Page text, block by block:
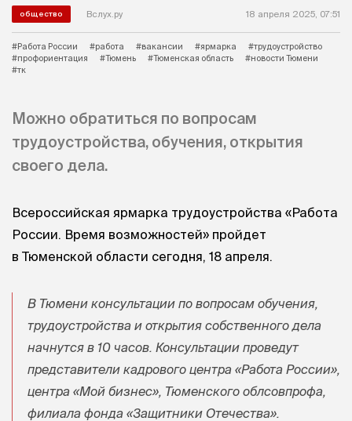
общество Вслух.ру 18 апреля 2025, 07:51
#Работа России #работа #вакансии #ярмарка
#трудоустройство
#профориентация
#Тюмень #Тюменская область
#новости Тюмени
#тк
Можно обратиться по вопросам
трудоустройства, обучения, открытия
своего дела.
Всероссийская ярмарка трудоустройства «Работа
России. Время возможностей» пройдет
в Тюменской области сегодня, 18 апреля.
В Тюмени консультации по вопросам обучения,
трудоустройства и открытия собственного дела
начнутся в 10 часов. Консультации проведут
представители кадрового центра «Работа России»,
центра «Мой бизнес», Тюменского облсовпрофа,
филиала фонда «Защитники Отечества».